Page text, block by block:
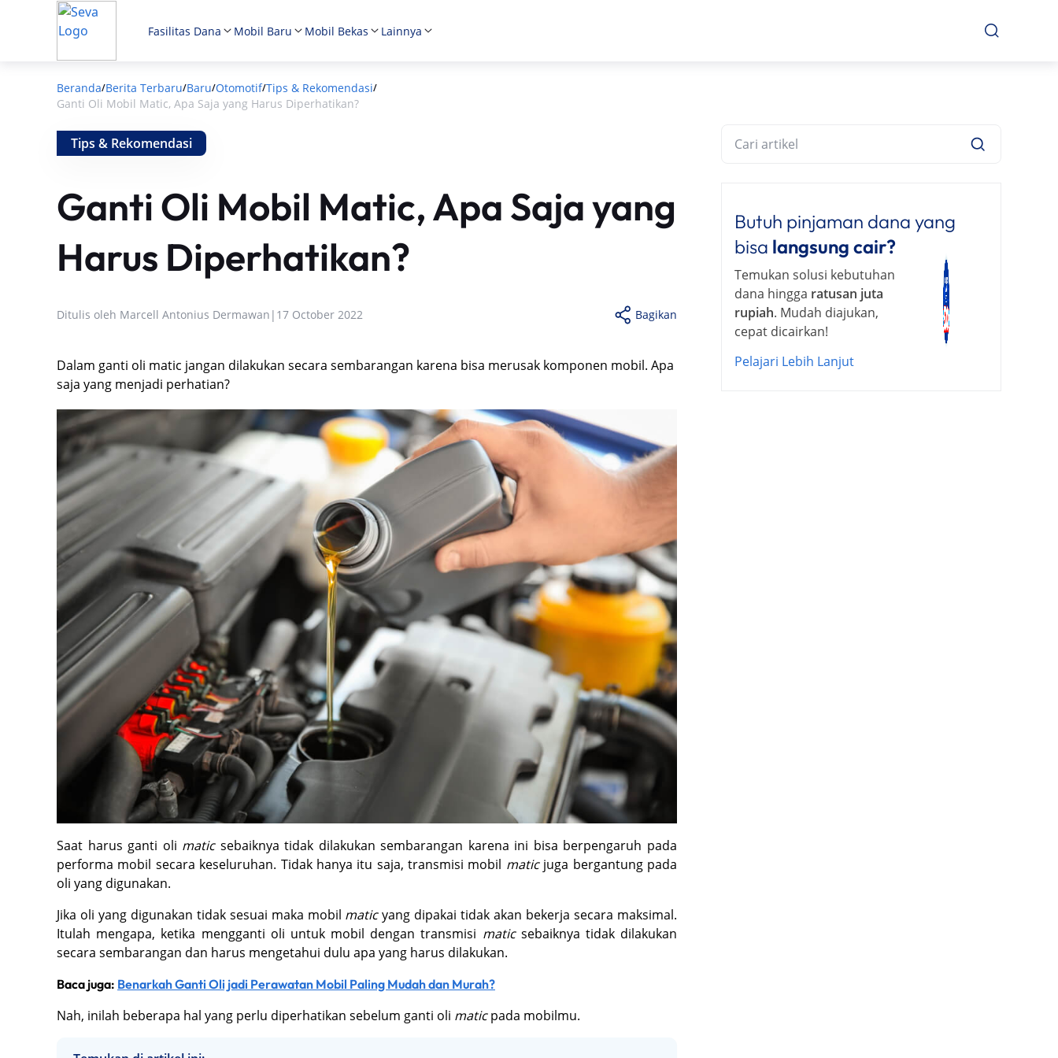
Fasilitas Dana Mobil Baru Mobil Bekas Lainnya
Beranda/Berita Terbaru/Baru/Otomotif/Tips & Rekomendasi/
Ganti Oli Mobil Matic, Apa Saja yang Harus Diperhatikan?
Tips & Rekomendasi
Ganti Oli Mobil Matic, Apa Saja yang
Harus Diperhatikan?
Ditulis oleh Marcell Antonius Dermawan | 17 October 2022 Bagikan
Dalam ganti oli matic jangan dilakukan secara sembarangan karena bisa merusak komponen mobil. Apa
saja yang menjadi perhatian?
Saat harus ganti oli matic sebaiknya tidak dilakukan sembarangan karena ini bisa berpengaruh pada
performa mobil secara keseluruhan. Tidak hanya itu saja, transmisi mobil matic juga bergantung pada
oli yang digunakan.
Jika oli yang digunakan tidak sesuai maka mobil maticyang dipakai tidak akan bekerja secara maksimal.
Itulah mengapa, ketika mengganti oli untuk mobil dengan transmisi matic sebaiknya tidak dilakukan
secara sembarangan dan harus mengetahui dulu apa yang harus dilakukan.
Baca juga: Benarkah Ganti Oli jadi Perawatan Mobil Paling Mudah dan Murah?
Nah, inilah beberapa hal yang perlu diperhatikan sebelum ganti oli maticpada mobilmu.
Butuh pinjaman dana yang
bisa langsung cair?
Temukan solusi kebutuhan
dana hingga ratusan juta
rupiah. Mudah diajukan,
cepat dicairkan!
Pelajari Lebih Lanjut